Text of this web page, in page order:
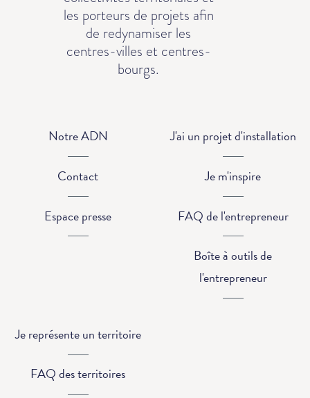
les porteurs de projets afin
de redynamiser les
centres-villes et centres-
bourgs.
Notre ADN
Contact
Espace presse
J'ai un projet d'installation
Je m'inspire
FAQ de l'entrepreneur
Boîte à outils de
l'entrepreneur
Je représente un territoire
FAQ des territoires